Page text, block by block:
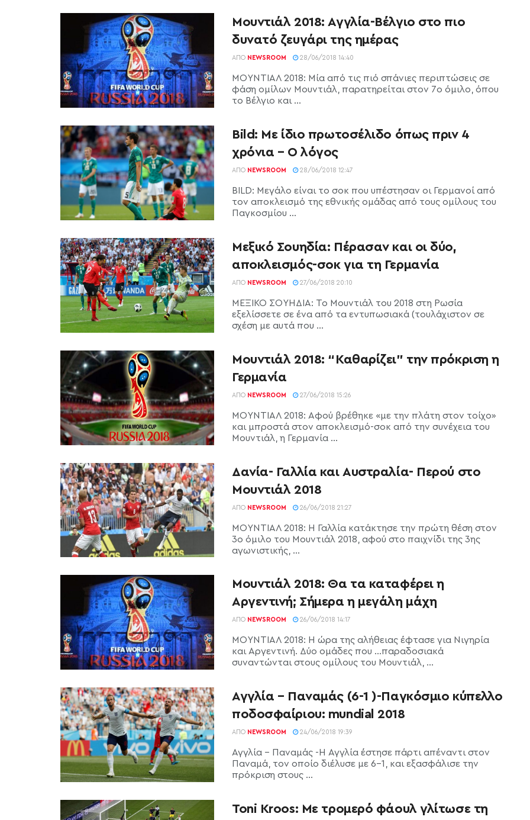
Μουντιάλ 2018: Αγγλία-Βέλγιο στο πιο
δυνατό ζευγάρι της ημέρας
ΑΠΌ NEWSROOM 28/06/2018 14:40
ΜΟΥΝΤΙΑΛ 2018: Μία από τις πιό σπάνιες περιπτώσεις σε
φάση ομίλων Μουντιάλ, παρατηρείται στον 7ο όμιλο, όπου
το Βέλγιο και ...
Bild: Με ίδιο πρωτοσέλιδο όπως πριν 4
χρόνια – Ο λόγος
ΑΠΌ NEWSROOM 28/06/2018 12:47
BILD: Μεγάλο είναι το σοκ που υπέστησαν οι Γερμανοί από
τον αποκλεισμό της εθνικής ομάδας από τους ομίλους του
Παγκοσμίου ...
Μεξικό Σουηδία: Πέρασαν και οι δύο,
αποκλεισμός-σοκ για τη Γερμανία
ΑΠΌ NEWSROOM 27/06/2018 20:10
ΜΕΞΙΚΟ ΣΟΥΗΔΙΑ: Το Μουντιάλ του 2018 στη Ρωσία
εξελίσσετε σε ένα από τα εντυπωσιακά (τουλάχιστον σε
σχέση με αυτά που ...
Μουντιάλ 2018: “Καθαρίζει” την πρόκριση η
Γερμανία
ΑΠΌ NEWSROOM 27/06/2018 15:26
ΜΟΥΝΤΙΑΛ 2018: Αφού βρέθηκε «με την πλάτη στον τοίχο»
και μπροστά στον αποκλεισμό-σοκ από την συνέχεια του
Μουντιάλ, η Γερμανία ...
Δανία- Γαλλία και Αυστραλία- Περού στο
Μουντιάλ 2018
ΑΠΌ NEWSROOM 26/06/2018 21:27
ΜΟΥΝΤΙΑΛ 2018: Η Γαλλία κατάκτησε την πρώτη θέση στον
3ο όμιλο του Μουντιάλ 2018, αφού στο παιχνίδι της 3ης
αγωνιστικής, ...
Μουντιάλ 2018: Θα τα καταφέρει η
Αργεντινή; Σήμερα η μεγάλη μάχη
ΑΠΌ NEWSROOM 26/06/2018 14:17
ΜΟΥΝΤΙΑΛ 2018: Η ώρα της αλήθειας έφτασε για Νιγηρία
και Αργεντινή. Δύο ομάδες που ...παραδοσιακά
συναντώνται στους ομίλους του Μουντιάλ, ...
Αγγλία – Παναμάς (6-1 )-Παγκόσμιο κύπελλο
ποδοσφαίριου: mundial 2018
ΑΠΌ NEWSROOM 24/06/2018 19:39
Αγγλία – Παναμάς -Η Αγγλία έστησε πάρτι απέναντι στον
Παναμά, τον οποίο διέλυσε με 6-1, και εξασφάλισε την
πρόκριση στους ...
Toni Kroos: Με τρομερό φάουλ γλίτωσε τη